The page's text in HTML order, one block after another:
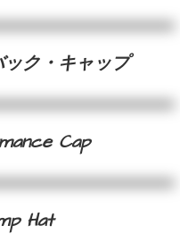
ク・キャップ
Cap
Hat